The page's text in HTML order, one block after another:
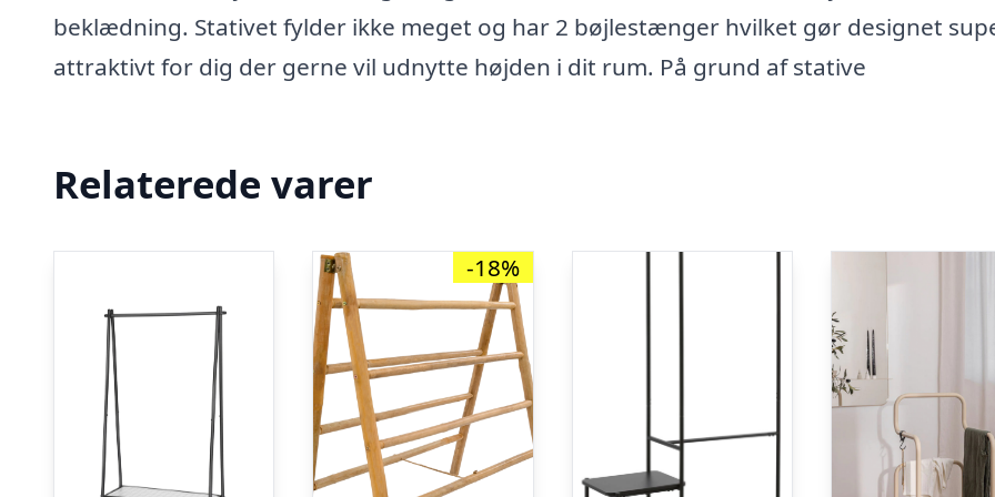
beklædning. Stativet fylder ikke meget og har 2 bøjlestænger hvilket gør designet
attraktivt for dig der gerne vil udnytte højden i dit rum. På grund af stative
Relaterede varer
-18%